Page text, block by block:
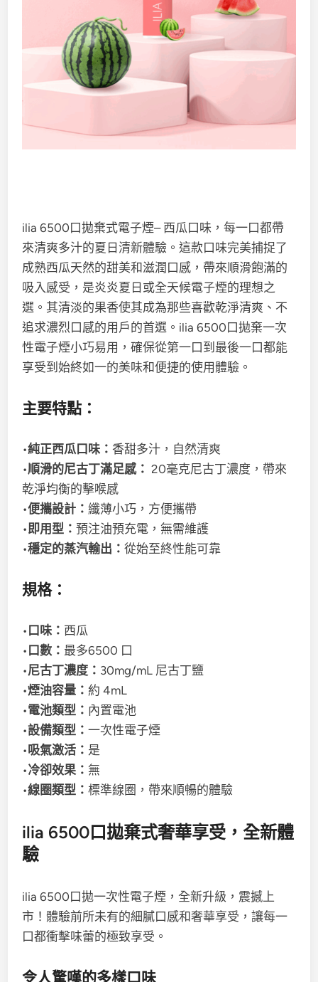
ilia 6500口拋棄式電子煙– 西瓜口味，每一口都帶
來清爽多汁的夏日清新體驗。這款口味完美捕捉了
成熟西瓜天然的甜美和滋潤口感，帶來順滑飽滿的
吸入感受，是炎炎夏日或全天候電子煙的理想之
選。其清淡的果香使其成為那些喜歡乾淨清爽、不
追求濃烈口感的用戶的首選。ilia 6500口拋棄一次
性電子煙小巧易用，確保從第一口到最後一口都能
享受到始終如一的美味和便捷的使用體驗。
主要特點：
•純正西瓜口味： 香甜多汁，自然清爽
•順滑的尼古丁滿足感： 20毫克尼古丁濃度，帶來
乾淨均衡的擊喉感
•便攜設計：纖薄小巧，方便攜帶
• 即用型：預注油預充電，無需維護
•穩定的蒸汽輸出：從始至終性能可靠
規格：
• 口味： 西瓜
• 口數： 最多6500 口
•尼古丁濃度： 30mg/mL 尼古丁鹽
•煙油容量： 約 4mL
•電池類型： 內置電池
•設備類型：一次性電子煙
•吸氣激活： 是
•冷卻效果： 無
•線圈類型：標準線圈，帶來順暢的體驗
ilia 6500口拋棄式奢華享受，全新體
驗
ilia 6500口拋一次性電子煙，全新升級，震撼上
市！體驗前所未有的細膩口感和奢華享受，讓每一
口都衝擊味蕾的極致享受。
令人驚嘆的多樣口味